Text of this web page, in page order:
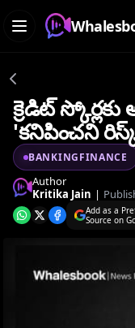
క్రెడిట్
'కనిపించని
BANKINGFINANCE
Author
Kritika Jain |
Add as a
Source on